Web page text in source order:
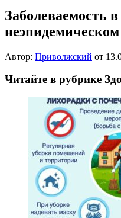
Заболеваемость
неэпидемическом
Автор: Приволжский от
Читайте в рубрике